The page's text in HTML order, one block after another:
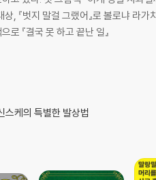
, 『벗지 말걸 그랬어』로 볼로냐 라
로 『결국 못 하고 끝난 일』
스케의 특별한 발상법